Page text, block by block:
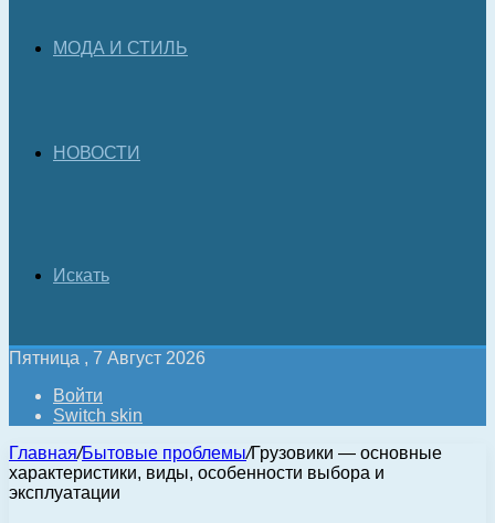
МОДА И СТИЛЬ
НОВОСТИ
Искать
Пятница , 7 Август 2026
Войти
Switch skin
Главная/Бытовые проблемы/Грузовики — основные
характеристики, виды, особенности выбора и
эксплуатации